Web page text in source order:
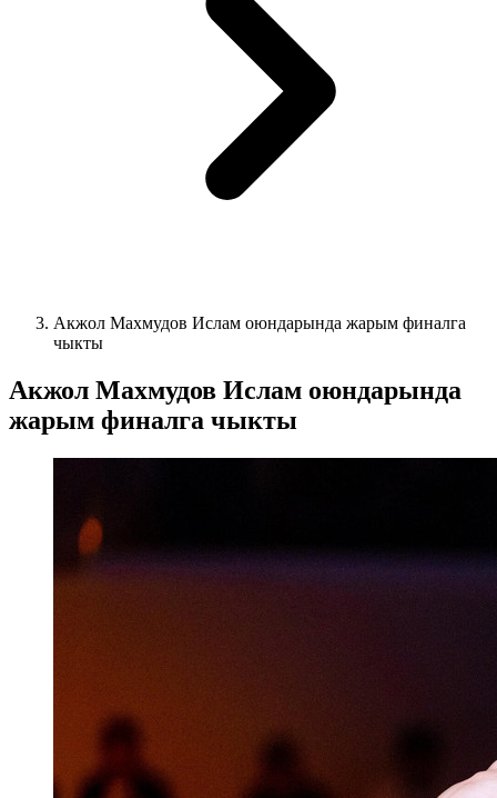
Акжол Махмудов Ислам оюндарында жарым финалга
чыкты
Акжол Махмудов Ислам оюндарында
жарым финалга чыкты